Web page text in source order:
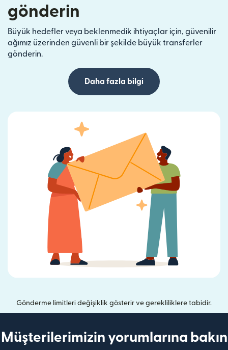
gönderin
Büyük hedefler veya beklenmedik ihtiyaçlar için, güvenilir
ağımız üzerinden güvenli bir şekilde büyük transferler
gönderin.
Daha fazla bilgi
Gönderme limitleri değişiklik gösterir ve gerekliliklere tabidir.
Müşterilerimizin yorumlarına bakın